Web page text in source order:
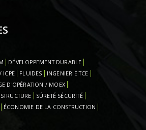
DÉVELOPPEMENT DURABLE
ICPE
FLUIDES
INGENIERIE TCE
D'OPÉRATION / MOEX
STRUCTURE
SÛRETÉ SÉCURITÉ
ÉCONOMIE DE LA CONSTRUCTION